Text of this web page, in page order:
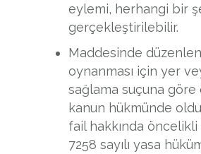
eylemi, herhangi bir
gerçekleştirilebilir.
Maddesinde
oynanması için yer
sağlama suçuna göre
kanun hükmünde
fail hakkında
7258 sayılı yasa